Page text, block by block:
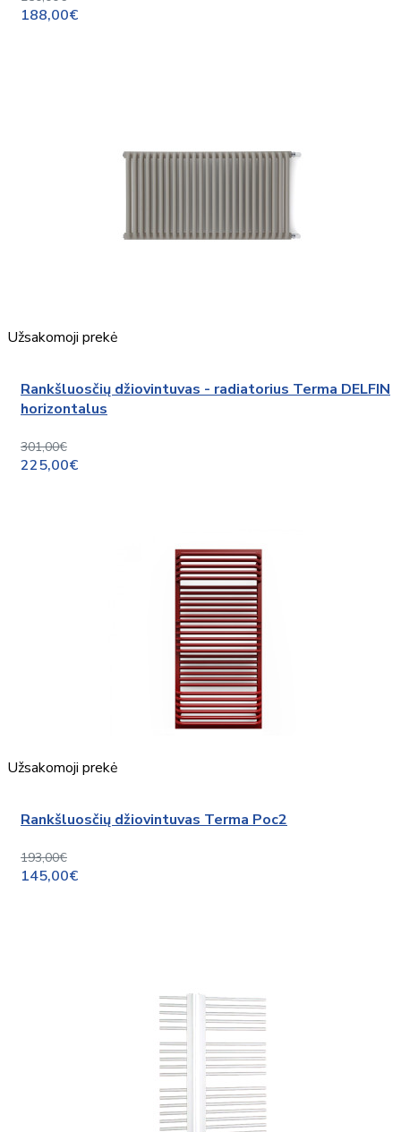
188,00€
Užsakomoji prekė
Rankšluosčių džiovintuvas - radiatorius Terma DELFIN
horizontalus
301,00€
225,00€
Užsakomoji prekė
Rankšluosčių džiovintuvas Terma Poc2
193,00€
145,00€